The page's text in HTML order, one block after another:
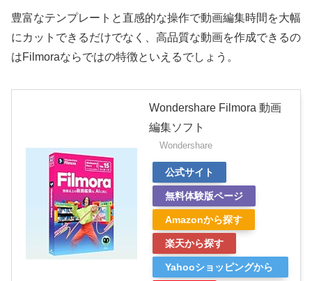
豊富なテンプレートと直感的な操作で動画編集時間を大幅
にカットできるだけでなく、高品質な動画を作成できるの
はFilmoraならではの特徴といえるでしょう。
Wondershare Filmora 動画
編集ソフト
Wondershare
公式サイト
無料体験版ページ
Amazonから探す
楽天から探す
Yahooショッピングから